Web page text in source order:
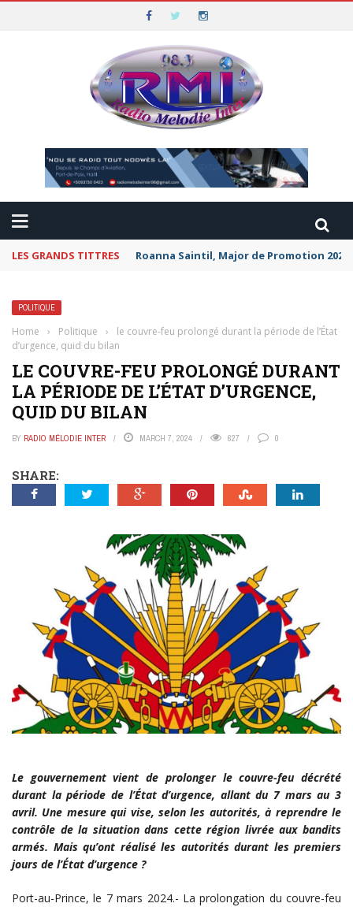
LES GRANDS TITTRES Roanna Saintil, Major de Promotion
POLITIQUE
Home › Politique ›
le couvre-feu prolongé durant la période de l’État
d’urgence, quid du bilan
LE COUVRE-FEU PROLONGÉ DURANT
LA PÉRIODE DE L’ÉTAT D’URGENCE,
QUID DU BILAN
BY RADIO MÉLODIE INTER MARCH 7, 2024 627 0
SHARE:
Le gouvernement vient de prolonger le couvre-feu décrété
durant la période de l’État d’urgence, allant du 7 mars au 3
avril. Une mesure qui vise, selon les autorités, à reprendre le
contrôle de la situation dans cette région livrée aux bandits
armés. Mais qu’ont réalisé les autorités durant les premiers
jours de l’État d’urgence ?
Port-au-Prince, le 7 mars 2024.- La prolongation du couvre-feu